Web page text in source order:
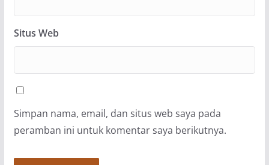
Situs Web
Simpan nama, email, dan situs web saya pada
peramban ini untuk komentar saya berikutnya.